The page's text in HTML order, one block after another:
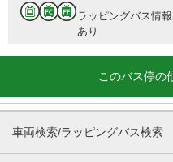
ラッピングバス情報
あり
このバス停の
車両検索/ラッピングバス検索